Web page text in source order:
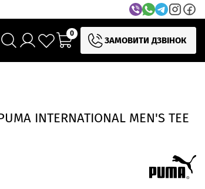
0
ЗАМОВИТИ ДЗВІНОК
INTERNATIONAL MEN'S TEE